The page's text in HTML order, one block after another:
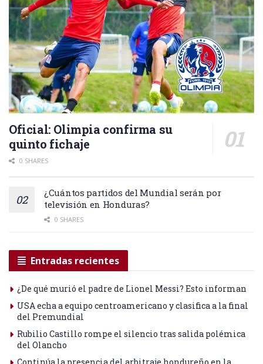
Oficial: Olimpia confirma su
quinto fichaje
0 SHARES
¿Cuántos partidos del Mundial serán por
televisión en Honduras?
0 SHARES
Entradas recientes
¿De qué murió el padre de Lionel Messi? Esto informan
USA echa a equipo centroamericano y clasifica a la final
del Premundial
Rubilio Castillo rompe el silencio tras salida polémica
del Olancho